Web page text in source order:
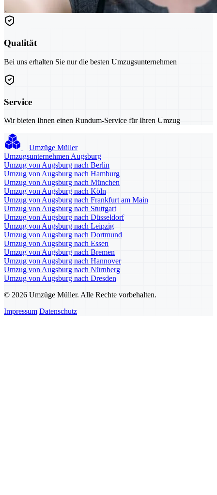
Qualität
Bei uns erhalten Sie nur die besten Umzugsunternehmen
Service
Wir bieten Ihnen einen Rundum-Service für Ihren Umzug
Umzüge Müller
Umzugsunternehmen Augsburg
Umzug von Augsburg nach Berlin
Umzug von Augsburg nach Hamburg
Umzug von Augsburg nach München
Umzug von Augsburg nach Köln
Umzug von Augsburg nach Frankfurt am Main
Umzug von Augsburg nach Stuttgart
Umzug von Augsburg nach Düsseldorf
Umzug von Augsburg nach Leipzig
Umzug von Augsburg nach Dortmund
Umzug von Augsburg nach Essen
Umzug von Augsburg nach Bremen
Umzug von Augsburg nach Hannover
Umzug von Augsburg nach Nürnberg
Umzug von Augsburg nach Dresden
© 2026 Umzüge Müller. Alle Rechte vorbehalten.
Impressum Datenschutz